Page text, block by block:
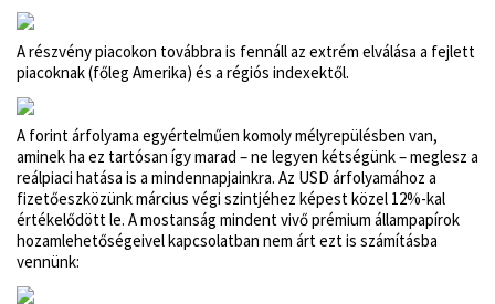
A részvény piacokon továbbra is fennáll az extrém elválása a fejlett
piacoknak (főleg Amerika) és a régiós indexektől.
A forint árfolyama egyértelműen komoly mélyrepülésben van,
aminek ha ez tartósan így marad – ne legyen kétségünk – meglesz a
reálpiaci hatása is a mindennapjainkra. Az USD árfolyamához a
fizetőeszközünk március végi szintjéhez képest közel 12%-kal
értékelődött le. A mostanság mindent vivő prémium állampapírok
hozamlehetőségeivel kapcsolatban nem árt ezt is számításba
vennünk: